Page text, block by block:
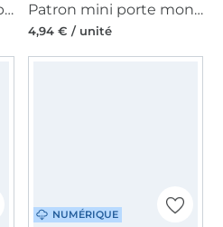
Patron short homme pdf Yuki Fino & Stitch, en allemand Patron mini porte monnaie pdf Carlo CreaResa, en allemand
4,94 € / unité
NUMÉRIQUE